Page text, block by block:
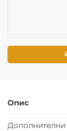
Опис